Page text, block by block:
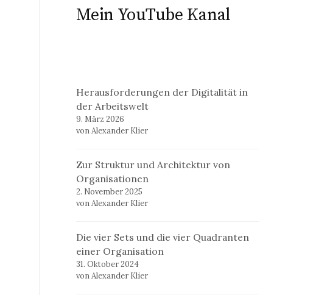
Mein YouTube Kanal
Herausforderungen der Digitalität in
der Arbeitswelt
9. März 2026
von Alexander Klier
Zur Struktur und Architektur von
Organisationen
2. November 2025
von Alexander Klier
Die vier Sets und die vier Quadranten
einer Organisation
31. Oktober 2024
von Alexander Klier